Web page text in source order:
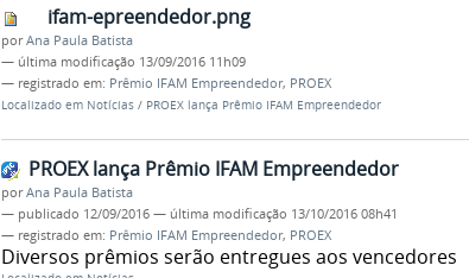
ifam-epreendedor.png
porAna Paula Batista
— última modificação 13/09/2016 11h09
— registrado em: Prêmio IFAM Empreendedor, PROEX
Localizado em Notícias / PROEX lança Prêmio IFAM Empreendedor
PROEX lança Prêmio IFAM Empreendedor
porAna Paula Batista
— publicado 12/09/2016 — última modificação 13/10/2016 08h41
— registrado em: Prêmio IFAM Empreendedor, PROEX
Diversos prêmios serão entregues aos vencedores